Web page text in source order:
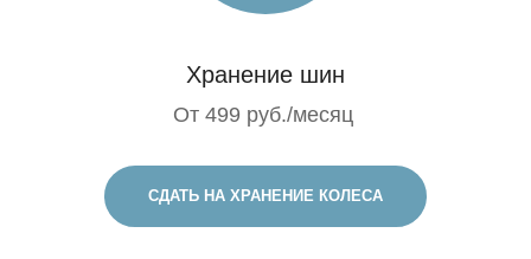
Хранение шин
От 499 руб./месяц
СДАТЬ НА ХРАНЕНИЕ КОЛЕСА